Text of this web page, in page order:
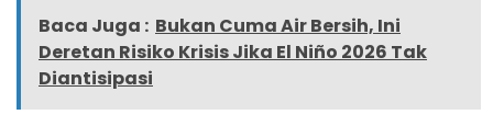
Baca Juga : Bukan Cuma Air Bersih, Ini
Deretan Risiko Krisis Jika El Niño 2026 Tak
Diantisipasi